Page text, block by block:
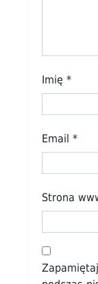
Imię *
Email *
Strona